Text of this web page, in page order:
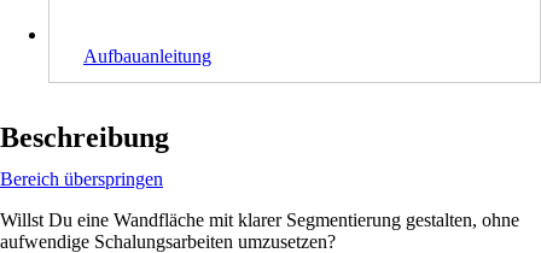
Aufbauanleitung
Beschreibung
Bereich überspringen
Willst Du eine Wandfläche mit klarer Segmentierung gestalten, ohne
aufwendige Schalungsarbeiten umzusetzen?